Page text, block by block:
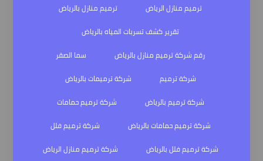
ترميم منازل الرياض
ترميم منازل بالرياض
تقرير كشف تسربات المياه بالرياض
رقم شركة ترميم منازل بالرياض
سما الصقر
شركة ترميم
شركة ترميمات بالرياض
شركة ترميم بالرياض
شركة ترميم حمامات
شركة ترميم حمامات بالرياض
شركة ترميم فلل
شركة ترميم فلل بالرياض
شركة ترميم منازل الرياض